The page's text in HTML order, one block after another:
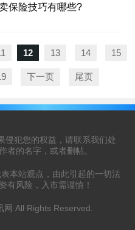
保险技巧有哪些?
12 13 14 15
下一页 尾页
侵犯您的权益，请联系我们处
者的名字，或者删帖。
本站观点，由此引起的一切法
有风险，入市需谨慎！
All Rights Reserved.